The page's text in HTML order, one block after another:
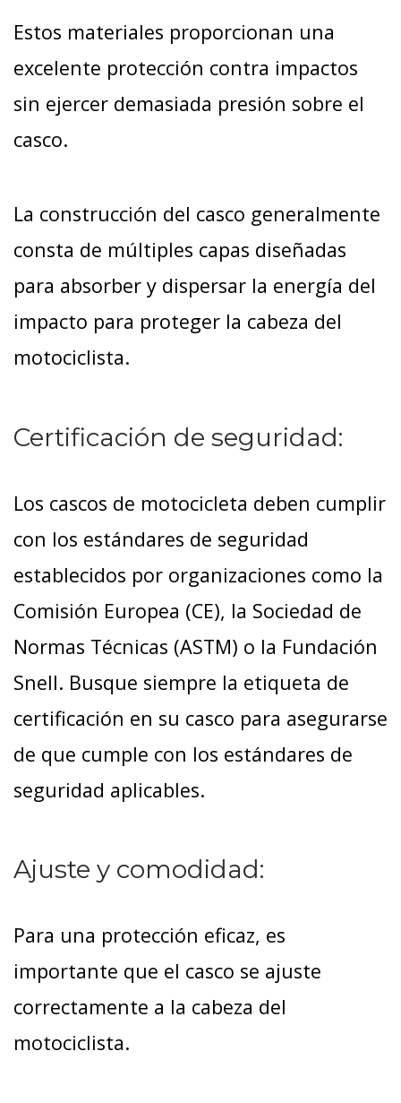
Estos materiales proporcionan una
excelente protección contra impactos
sin ejercer demasiada presión sobre el
casco.
La construcción del casco generalmente
consta de múltiples capas diseñadas
para absorber y dispersar la energía del
impacto para proteger la cabeza del
motociclista.
Certificación de seguridad:
Los cascos de motocicleta deben cumplir
con los estándares de seguridad
establecidos por organizaciones como la
Comisión Europea (CE), la Sociedad de
Normas Técnicas (ASTM) o la Fundación
Snell. Busque siempre la etiqueta de
certificación en su casco para asegurarse
de que cumple con los estándares de
seguridad aplicables.
Ajuste y comodidad:
Para una protección eficaz, es
importante que el casco se ajuste
correctamente a la cabeza del
motociclista.